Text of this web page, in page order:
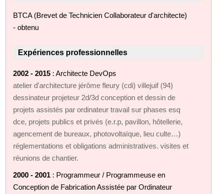
BTCA (Brevet de Technicien Collaborateur d'architecte)
- obtenu
Expériences professionnelles
2002 - 2015 : Architecte DevOps
atelier d'architecture jérôme fleury (cdi) villejuif (94)
dessinateur projeteur 2d/3d conception et dessin de
projets assistés par ordinateur travail sur phases esq
dce, projets publics et privés (e.r.p, pavillon, hôtellerie,
agencement de bureaux, photovoltaïque, lieu culte…)
réglementations et obligations administratives. visites et
réunions de chantier.
2000 - 2001 : Programmeur / Programmeuse en
Conception de Fabrication Assistée par Ordinateur